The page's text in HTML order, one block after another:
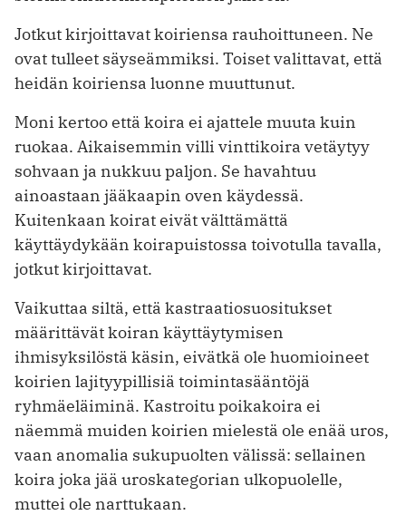
Jotkut kirjoittavat koiriensa rauhoittuneen. Ne
ovat tulleet säyseämmiksi. Toiset valittavat, että
heidän koiriensa luonne muuttunut.
Moni kertoo että koira ei ajattele muuta kuin
ruokaa. Aikaisemmin villi vinttikoira vetäytyy
sohvaan ja nukkuu paljon. Se havahtuu
ainoastaan jääkaapin oven käydessä.
Kuitenkaan koirat eivät välttämättä
käyttäydykään koirapuistossa toivotulla tavalla,
jotkut kirjoittavat.
Vaikuttaa siltä, että kastraatiosuositukset
määrittävät koiran käyttäytymisen
ihmisyksilöstä käsin, eivätkä ole huomioineet
koirien lajityypillisiä toimintasääntöjä
ryhmäeläiminä. Kastroitu poikakoira ei
näemmä muiden koirien mielestä ole enää uros,
vaan anomalia sukupuolten välissä: sellainen
koira joka jää uroskategorian ulkopuolelle,
muttei ole narttukaan.